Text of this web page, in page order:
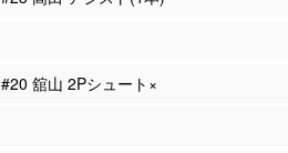
#20 舘山 2Pシュート×